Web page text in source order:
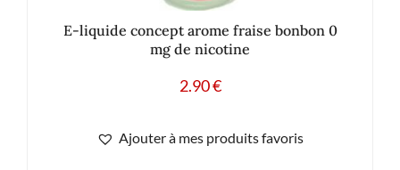
E-liquide concept arome fraise bonbon 0
mg de nicotine
2.90€
Ajouter à mes produits favoris